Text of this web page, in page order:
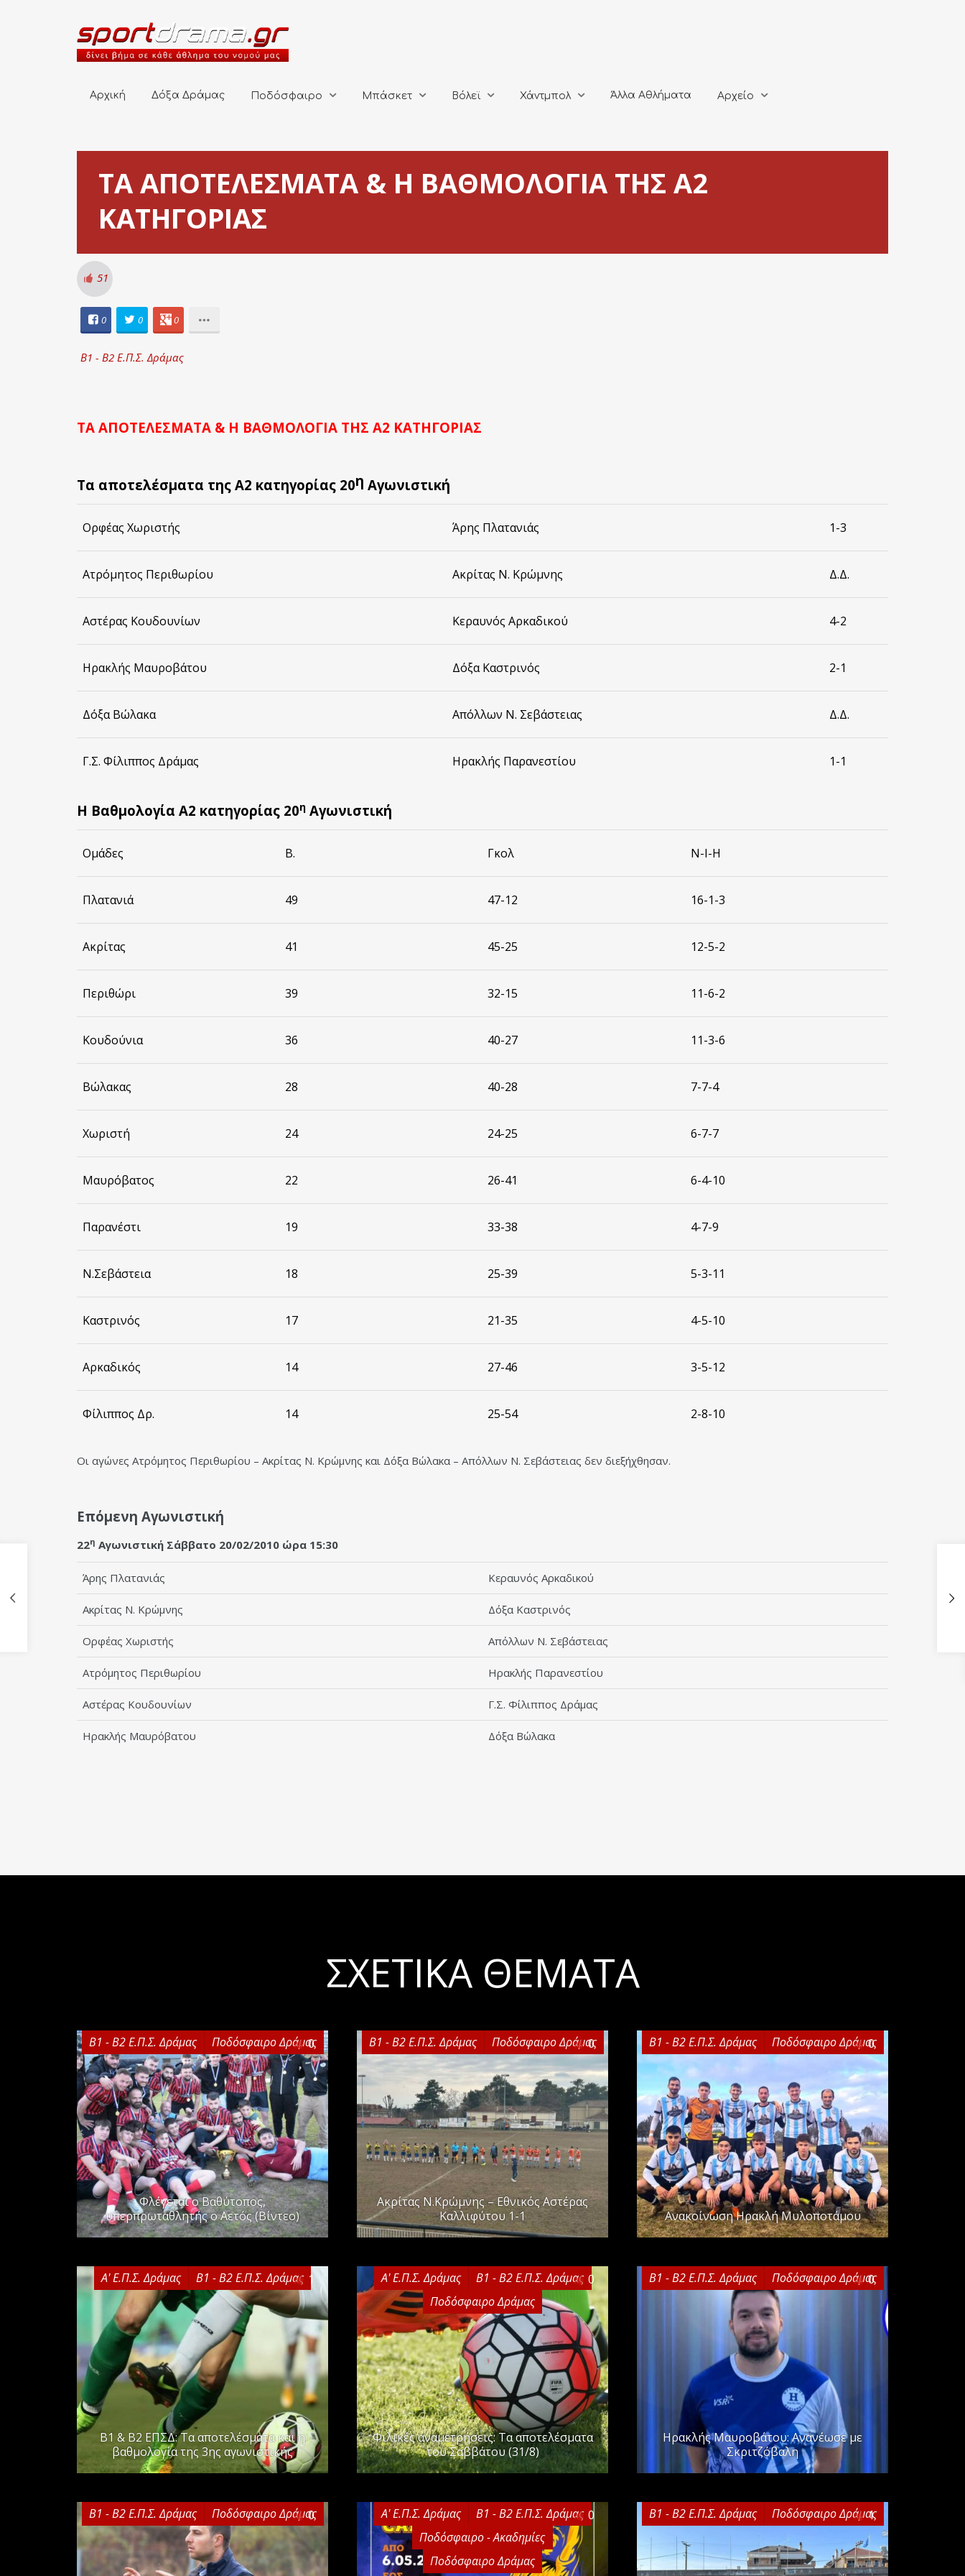
Αρχική Δόξα Δράμας Ποδόσφαιρο Μπάσκετ Βόλεϊ Χάντμπολ Άλλα Αθλήματα Αρχείο
ΤΑ ΑΠΟΤΕΛΕΣΜΑΤΑ & Η ΒΑΘΜΟΛΟΓΙΑ ΤΗΣ Α2
ΚΑΤΗΓΟΡΙΑΣ
51
0 0 0
Β1 - Β2 Ε.Π.Σ. Δράμας
ΤΑ ΑΠΟΤΕΛΕΣΜΑΤΑ & Η ΒΑΘΜΟΛΟΓΙΑ ΤΗΣ Α2 ΚΑΤΗΓΟΡΙΑΣ
Τα αποτελέσματα της Α2 κατηγορίας 20η Αγωνιστική
Ορφέας Χωριστής Άρης Πλατανιάς 1-3
Ατρόμητος Περιθωρίου Ακρίτας Ν. Κρώμνης Δ.Δ.
Αστέρας Κουδουνίων Κεραυνός Αρκαδικού 4-2
Ηρακλής Μαυροβάτου Δόξα Καστρινός 2-1
Δόξα Βώλακα Απόλλων Ν. Σεβάστειας Δ.Δ.
Γ.Σ. Φίλιππος Δράμας Ηρακλής Παρανεστίου 1-1
Η Βαθμολογία Α2 κατηγορίας 20η Αγωνιστική
Ομάδες Β. Γκολ Ν-Ι-Η
Πλατανιά 49 47-12 16-1-3
Ακρίτας 41 45-25 12-5-2
Περιθώρι 39 32-15 11-6-2
Κουδούνια 36 40-27 11-3-6
Βώλακας 28 40-28 7-7-4
Χωριστή 24 24-25 6-7-7
Μαυρόβατος 22 26-41 6-4-10
Παρανέστι 19 33-38 4-7-9
Ν.Σεβάστεια 18 25-39 5-3-11
Καστρινός 17 21-35 4-5-10
Αρκαδικός 14 27-46 3-5-12
Φίλιππος Δρ. 14 25-54 2-8-10
Οι αγώνες Ατρόμητος Περιθωρίου – Ακρίτας Ν. Κρώμνης και Δόξα Βώλακα – Απόλλων Ν. Σεβάστειας δεν διεξήχθησαν.
Επόμενη Αγωνιστική
22η Αγωνιστική Σάββατο 20/02/2010 ώρα 15:30
Άρης Πλατανιάς Κεραυνός Αρκαδικού
Ακρίτας Ν. Κρώμνης Δόξα Καστρινός
Ορφέας Χωριστής Απόλλων Ν. Σεβάστειας
Ατρόμητος Περιθωρίου Ηρακλής Παρανεστίου
Αστέρας Κουδουνίων Γ.Σ. Φίλιππος Δράμας
Ηρακλής Μαυρόβατου Δόξα Βώλακα
ΣΧΕΤΙΚΆ ΘΈΜΑΤΑ
Β1 - Β2 Ε.Π.Σ. Δράμας Ποδόσφαιρο Δράμας
0
Φλέγεται ο Βαθύτοπος,
υπερπρωταθλητής ο Αετός (Βίντεο)
Β1 - Β2 Ε.Π.Σ. Δράμας Ποδόσφαιρο Δράμας
0
Ακρίτας Ν.Κρώμνης – Εθνικός Αστέρας
Καλλιφύτου 1-1
Β1 - Β2 Ε.Π.Σ. Δράμας Ποδόσφαιρο Δράμας
0
Ανακοίνωση Ηρακλή Μυλοποτάμου
Α' Ε.Π.Σ. Δράμας Β1 - Β2 Ε.Π.Σ. Δράμας 1
Β1 & Β2 ΕΠΣΔ: Τα αποτελέσματα και η
βαθμολογία της 3ης αγωνιστικής
Α' Ε.Π.Σ. Δράμας
Β1 - Β2 Ε.Π.Σ. Δράμας
Ποδόσφαιρο Δράμας
0
Φιλικές αναμετρήσεις: Τα αποτελέσματα
του Σαββάτου (31/8)
Β1 - Β2 Ε.Π.Σ. Δράμας Ποδόσφαιρο Δράμας
0
Ηρακλής Μαυροβάτου: Ανανέωσε με
Σκριτζόβαλη
Β1 - Β2 Ε.Π.Σ. Δράμας Ποδόσφαιρο Δράμας
0 Α' Ε.Π.Σ. Δράμας
Β1 - Β2 Ε.Π.Σ. Δράμας
Ποδόσφαιρο - Ακαδημίες
Ποδόσφαιρο Δράμας
0 Β1 - Β2 Ε.Π.Σ. Δράμας Ποδόσφαιρο Δράμας
1